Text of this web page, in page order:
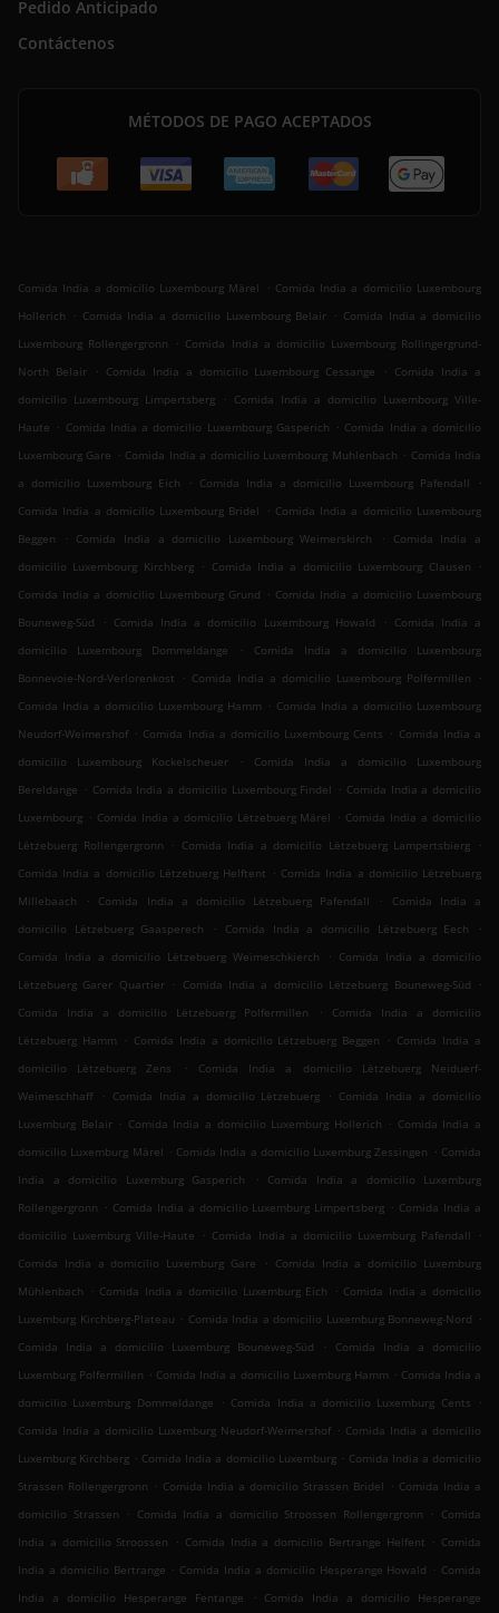
Pedido Anticipado
Contáctenos
MÉTODOS DE PAGO ACEPTADOS
Comida India a domicilio Luxembourg Märel . Comida India a domicilio Luxembourg
Hollerich
. Comida India a domicilio Luxembourg Belair . Comida India a domicilio
Luxembourg Rollengergronn
. Comida India a domicilio Luxembourg Rollingergrund-
North Belair
. Comida India a domicilio Luxembourg Cessange . Comida India a
domicilio Luxembourg Limpertsberg
. Comida India a domicilio Luxembourg Ville-
Haute . Comida India a domicilio Luxembourg Gasperich . Comida India a domicilio
Luxembourg Gare . Comida India a domicilio Luxembourg Muhlenbach . Comida India
a domicilio Luxembourg Eich
. Comida India a domicilio Luxembourg Pafendall
.
Comida India a domicilio Luxembourg Bridel
. Comida India a domicilio Luxembourg
Beggen
. Comida India a domicilio Luxembourg Weimerskirch .
Comida India a
domicilio Luxembourg Kirchberg . Comida India a domicilio Luxembourg Clausen
.
Comida India a domicilio Luxembourg Grund . Comida India a domicilio Luxembourg
Bouneweg-Süd
. Comida India a domicilio Luxembourg Howald . Comida India a
domicilio Luxembourg Dommeldange
.
Comida India a domicilio Luxembourg
Bonnevoie-Nord-Verlorenkost
. Comida India a domicilio Luxembourg Polfermillen
.
Comida India a domicilio Luxembourg Hamm . Comida India a domicilio Luxembourg
Neudorf-Weimershof . Comida India a domicilio Luxembourg Cents . Comida India a
domicilio Luxembourg Kockelscheuer
.
Comida India a domicilio Luxembourg
Bereldange . Comida India a domicilio Luxembourg Findel . Comida India a domicilio
Luxembourg . Comida India a domicilio Lëtzebuerg Märel . Comida India a domicilio
Lëtzebuerg Rollengergronn
. Comida India a domicilio Lëtzebuerg Lampertsbierg
.
Comida India a domicilio Lëtzebuerg Helftent . Comida India a domicilio Lëtzebuerg
Millebaach
. Comida India a domicilio Lëtzebuerg Pafendall .
Comida India a
domicilio Lëtzebuerg Gaasperech
. Comida India a domicilio Lëtzebuerg Eech
.
Comida India a domicilio Lëtzebuerg Weimeschkierch
. Comida India a domicilio
Lëtzebuerg Garer Quartier . Comida India a domicilio Lëtzebuerg Bouneweg-Süd
.
Comida India a domicilio Lëtzebuerg Polfermillen
.
Comida India a domicilio
Lëtzebuerg Hamm
. Comida India a domicilio Lëtzebuerg Beggen . Comida India a
domicilio Lëtzebuerg Zens
.
Comida India a domicilio Lëtzebuerg Neiduerf-
Weimeschhaff
. Comida India a domicilio Lëtzebuerg . Comida India a domicilio
Luxemburg Belair . Comida India a domicilio Luxemburg Hollerich . Comida India a
domicilio Luxemburg Märel . Comida India a domicilio Luxemburg Zessingen . Comida
India a domicilio Luxemburg Gasperich
.
Comida India a domicilio Luxemburg
Rollengergronn . Comida India a domicilio Luxemburg Limpertsberg . Comida India a
domicilio Luxemburg Ville-Haute
. Comida India a domicilio Luxemburg Pafendall
.
Comida India a domicilio Luxemburg Gare
. Comida India a domicilio Luxemburg
Mühlenbach
. Comida India a domicilio Luxemburg Eich . Comida India a domicilio
Luxemburg Kirchberg-Plateau . Comida India a domicilio Luxemburg Bonneweg-Nord .
Comida India a domicilio Luxemburg Bouneweg-Süd
.
Comida India a domicilio
Luxemburg Polfermillen . Comida India a domicilio Luxemburg Hamm . Comida India a
domicilio Luxemburg Dommeldange
. Comida India a domicilio Luxemburg Cents
.
Comida India a domicilio Luxemburg Neudorf-Weimershof . Comida India a domicilio
Luxemburg Kirchberg . Comida India a domicilio Luxemburg . Comida India a domicilio
Strassen Rollengergronn . Comida India a domicilio Strassen Bridel . Comida India a
domicilio Strassen
. Comida India a domicilio Stroossen Rollengergronn . Comida
India a domicilio Stroossen
. Comida India a domicilio Bertrange Helfent . Comida
India a domicilio Bertrange . Comida India a domicilio Hesperange Howald . Comida
India a domicilio Hesperange Fentange
. Comida India a domicilio Hesperange